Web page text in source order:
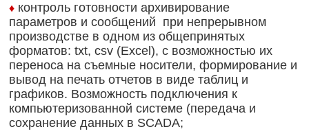
♦ контроль готовности архивирование
параметров и сообщений при непрерывном
производстве в одном из общепринятых
форматов: txt, csv (Excel), с возможностью их
переноса на съемные носители, формирование и
вывод на печать отчетов в виде таблиц и
графиков. Возможность подключения к
компьютеризованной системе (передача и
сохранение данных в SCADA;